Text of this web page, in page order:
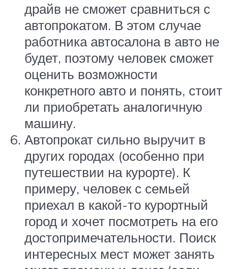
драйв не сможет сравниться с
автопрокатом. В этом случае
работника автосалона в авто не
будет, поэтому человек сможет
оценить возможности
конкретного авто и понять, стоит
ли приобретать аналогичную
машину.
Автопрокат сильно выручит в
других городах (особенно при
путешествии на курорте). К
примеру, человек с семьей
приехал в какой-то курортный
город и хочет посмотреть на его
достопримечательности. Поиск
интересных мест может занять